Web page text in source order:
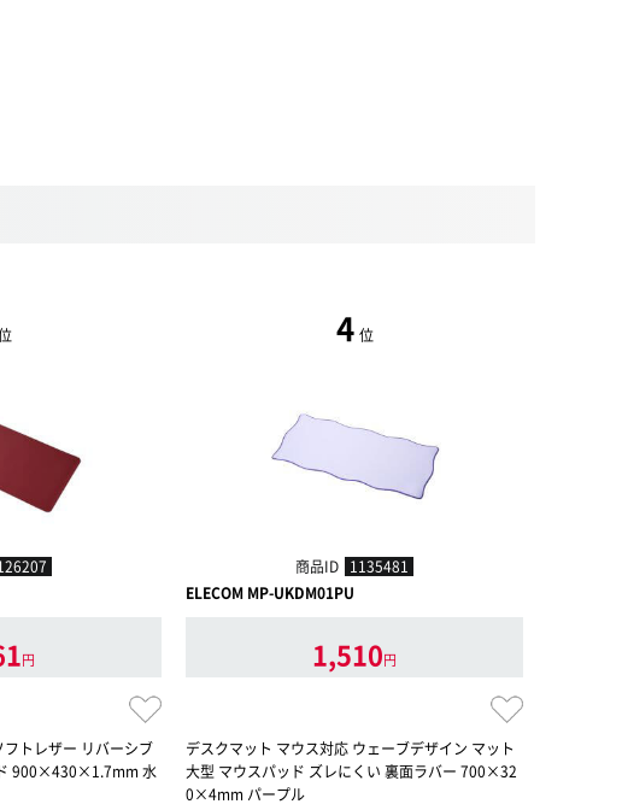
円
トレザー リバーシブ
900×430×1.7mm 水
4 位
商品ID 1135481
ELECOM MP-UKDM01PU
1,510円
デスクマット マウス対応 ウェーブデザイン マット
大型 マウスパッド ズレにくい 裏面ラバー 700×32
0×4mm パープル